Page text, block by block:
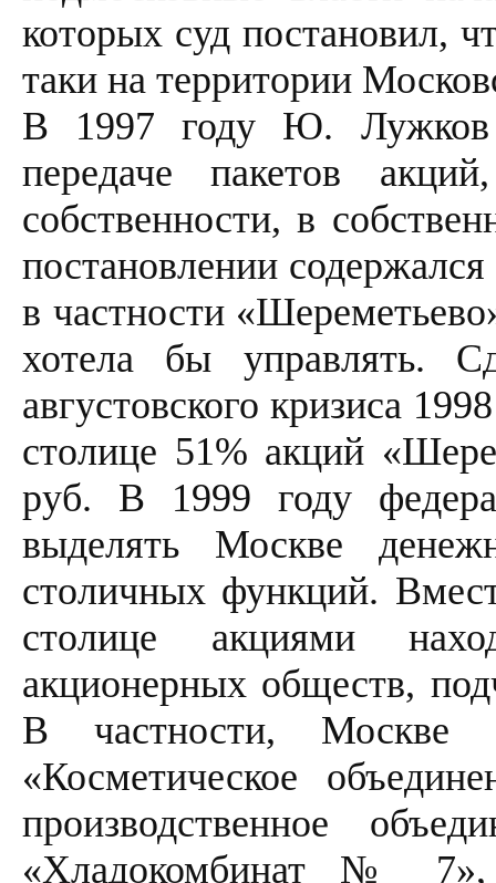
которых суд постановил,
таки на территории
В 1997 году Ю. Лужков
передаче пакетов
собственности, в
постановлении
в частности
хотела бы управлять.
августовского кризиса
столице 51% акций
руб. В 1999 году
выделять Москве
столичных функций.
столице акциями
акционерных обществ,
В частности,
«Косметическое
производственное
«Хладокомбинат №